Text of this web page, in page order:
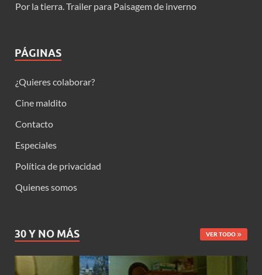
Por la tierra. Trailer para Paisagem de inverno
PÁGINAS
¿Quieres colaborar?
Cine maldito
Contacto
Especiales
Política de privacidad
Quienes somos
30 Y NO MÁS VER TODO